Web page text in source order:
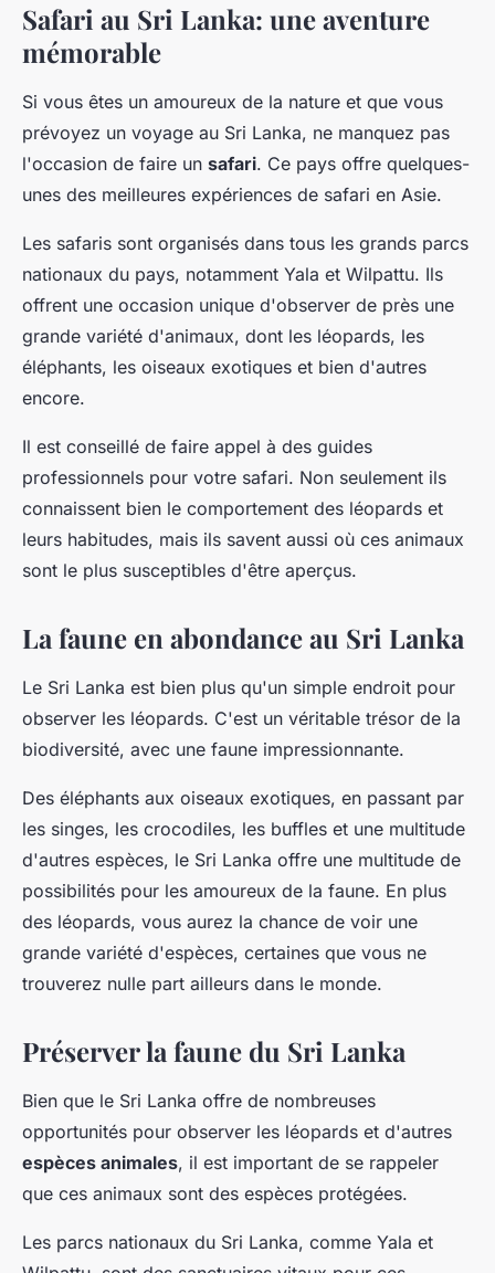
Safari au Sri Lanka: une aventure
mémorable
Si vous êtes un amoureux de la nature et que vous
prévoyez un voyage au Sri Lanka, ne manquez pas
l'occasion de faire un safari. Ce pays offre quelques-
unes des meilleures expériences de safari en Asie.
Les safaris sont organisés dans tous les grands parcs
nationaux du pays, notamment Yala et Wilpattu. Ils
offrent une occasion unique d'observer de près une
grande variété d'animaux, dont les léopards, les
éléphants, les oiseaux exotiques et bien d'autres
encore.
Il est conseillé de faire appel à des guides
professionnels pour votre safari. Non seulement ils
connaissent bien le comportement des léopards et
leurs habitudes, mais ils savent aussi où ces animaux
sont le plus susceptibles d'être aperçus.
La faune en abondance au Sri Lanka
Le Sri Lanka est bien plus qu'un simple endroit pour
observer les léopards. C'est un véritable trésor de la
biodiversité, avec une faune impressionnante.
Des éléphants aux oiseaux exotiques, en passant par
les singes, les crocodiles, les buffles et une multitude
d'autres espèces, le Sri Lanka offre une multitude de
possibilités pour les amoureux de la faune. En plus
des léopards, vous aurez la chance de voir une
grande variété d'espèces, certaines que vous ne
trouverez nulle part ailleurs dans le monde.
Préserver la faune du Sri Lanka
Bien que le Sri Lanka offre de nombreuses
opportunités pour observer les léopards et d'autres
espèces animales, il est important de se rappeler
que ces animaux sont des espèces protégées.
Les parcs nationaux du Sri Lanka, comme Yala et